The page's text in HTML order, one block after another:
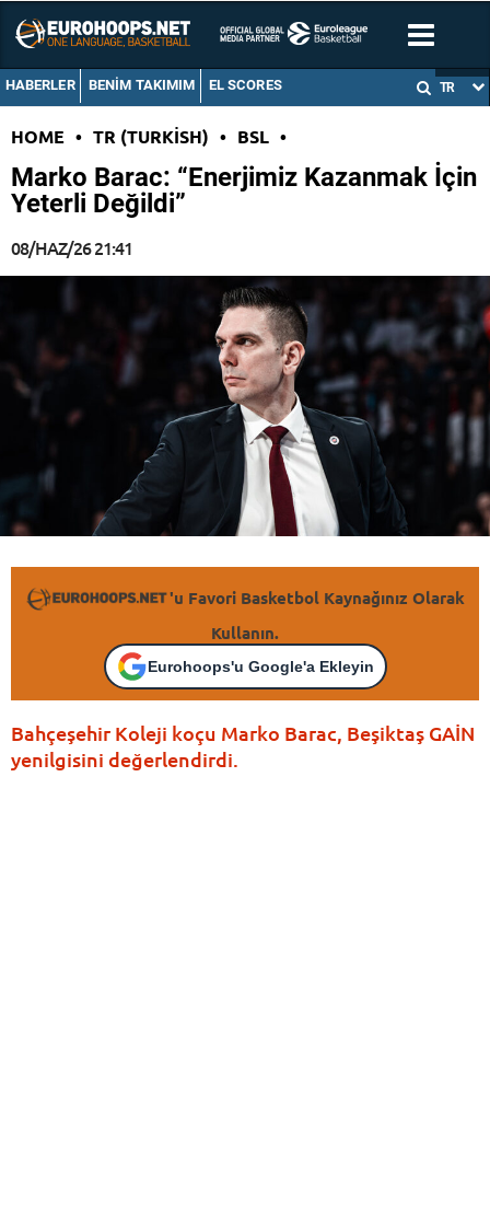
HABERLER BENIM TAKIMIM EL SCORES TR
HOME • TR (TURKISH) • BSL •
Marko Barac: “Enerjimiz Kazanmak İçin
Yeterli Değildi”
08/HAZ/26 21:41
'u Favori Basketbol Kaynağınız Olarak
Kullanın.
Eurohoops'u Google'a Ekleyin
Bahçeşehir Koleji koçu Marko Barac, Beşiktaş GAİN
yenilgisini değerlendirdi.